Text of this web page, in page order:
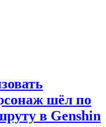
шёл по
в Genshin